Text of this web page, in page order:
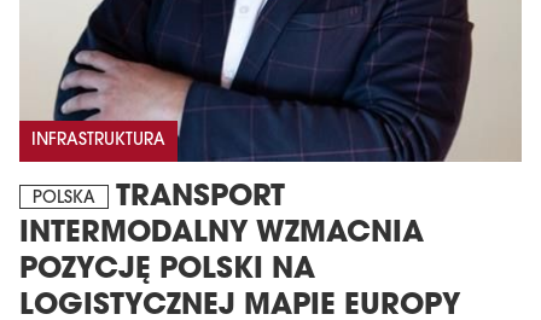
INFRASTRUKTURA
POLSKA
TRANSPORT
INTERMODALNY WZMACNIA
POZYCJĘ POLSKI NA
LOGISTYCZNEJ MAPIE EUROPY